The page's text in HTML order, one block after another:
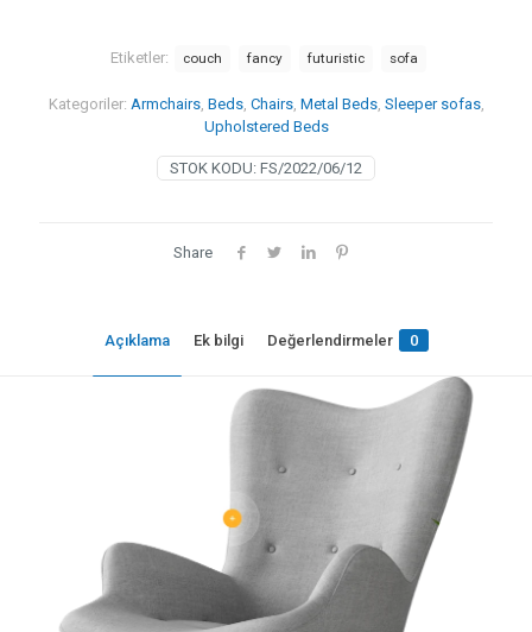
STOK KODU: FS/2022/06/12
Kategoriler: Armchairs, Beds, Chairs, Metal Beds, Sleeper sofas,
Upholstered Beds
Etiketler: couch fancy futuristic sofa
Share
Açıklama Ek bilgi Değerlendirmeler 0